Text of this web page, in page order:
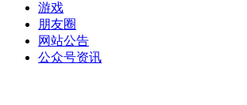
游戏
朋友圈
网站公告
公众号资讯